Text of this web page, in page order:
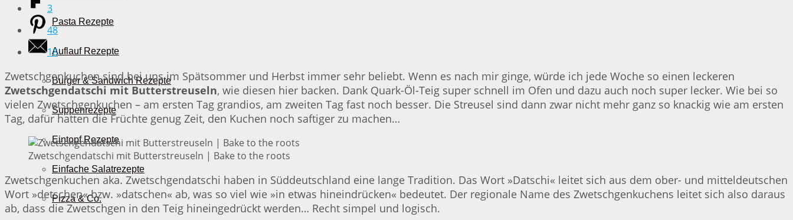
Pasta Rezepte
Auflauf Rezepte
Burger & Sandwich Rezepte
Suppenrezepte
Eintopf Rezepte
Einfache Salatrezepte
Pizza & Co.
3
48
18
Zwetschgenkuchen sind bei uns im Spätsommer und Herbst immer sehr beliebt. Wenn es nach mir ginge, würde ich jede Woche so einen leckeren
Zwetschgendatschi mit Butterstreuseln, wie diesen hier backen. Dank Quark-Öl-Teig super schnell im Ofen und dazu auch noch super lecker. Wie bei so
vielen Zwetschgenkuchen – am ersten Tag grandios, am zweiten Tag fast noch besser. Die Streusel sind dann zwar nicht mehr ganz so knackig wie am ersten
Tag, dafür hatten die Früchte genug Zeit, den Kuchen noch saftiger zu machen…
Zwetschgendatschi mit Butterstreuseln | Bake to the roots
Zwetschgenkuchen aka. Zwetschgendatschi haben in Süddeutschland eine lange Tradition. Das Wort »Datschi« leitet sich aus dem ober- und mitteldeutschen
Wort »detschen« bzw. »datschen« ab, was so viel wie »in etwas hineindrücken« bedeutet. Der regionale Name des Zwetschgenkuchens leitet sich also daraus
ab, dass die Zwetschgen in den Teig hineingedrückt werden… Recht simpel und logisch.